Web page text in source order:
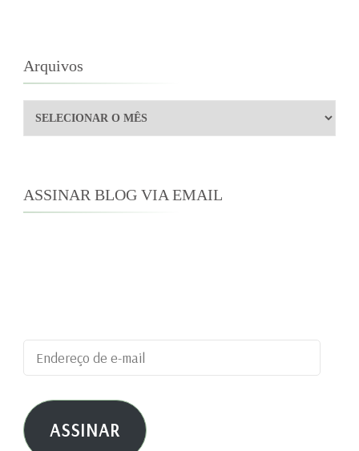
Arquivos
Arquivos
ASSINAR BLOG VIA EMAIL
Endereço
de
e-
mail ASSINAR